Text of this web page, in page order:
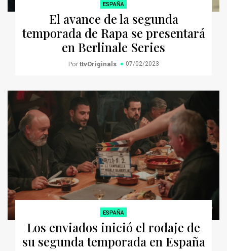
ESPAÑA
El avance de la segunda
temporada de Rapa se presentará
en Berlinale Series
Por ttvOriginals 07/02/2023
ESPAÑA
Los enviados inició el rodaje de
su segunda temporada en España